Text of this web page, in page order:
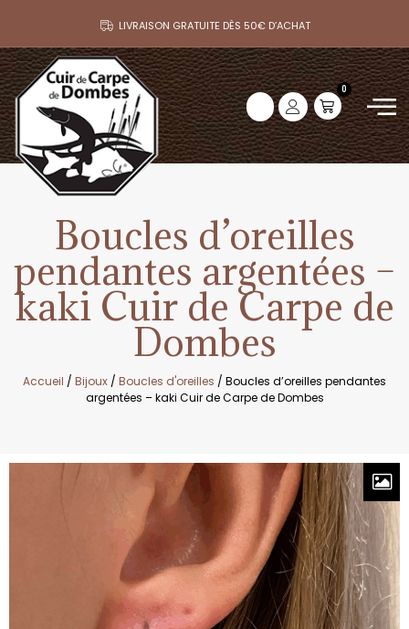
LIVRAISON GRATUITE DÈS 50€ D’ACHAT
0
Boucles d’oreilles
pendantes argentées –
kaki Cuir de Carpe de
Dombes
Accueil / Bijoux / Boucles d'oreilles / Boucles d’oreilles pendantes
argentées – kaki Cuir de Carpe de Dombes